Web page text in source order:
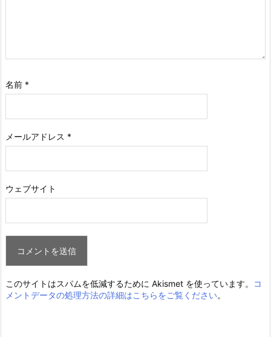
名前 *
メールアドレス *
ウェブサイト
このサイトはスパムを低減するために Akismet を使っています。
コ
メントデータの処理方法の詳細はこちらをご覧ください。